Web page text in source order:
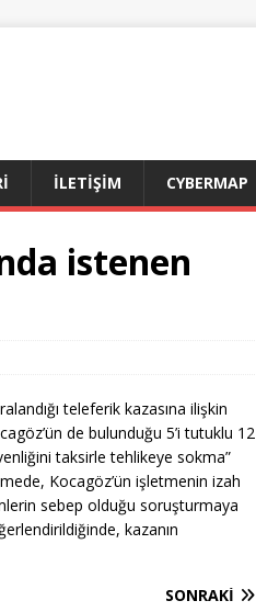
İLETIŞIM CYBERMAP
istenen
teleferik kazasına ilişkin
de bulunduğu 5’i tutuklu 12
taksirle tehlikeye sokma”
Kocagöz’ün işletmenin izah
sebep olduğu soruşturmaya
kazanın
SONRAKI